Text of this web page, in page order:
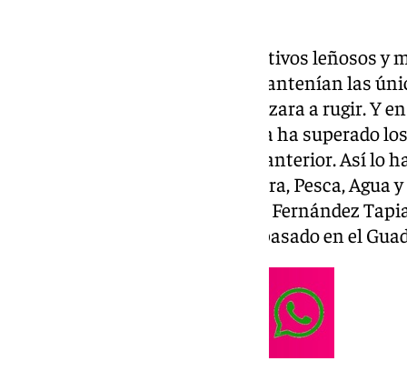
Con agua para regar solo los cultivos leñosos y
agricultores del Guadalhorce mantenían las
quedaban en que el cielo comenzara a rugir. Y
intensidad en la comarca que ya ha superado
acumulados el año hidrológico anterior. Así lo
delegado territorial de Agricultura, Pesca, Agua
Andalucía en Málaga, Fernando Fernández
ha llovido más que todo el año pasado en el